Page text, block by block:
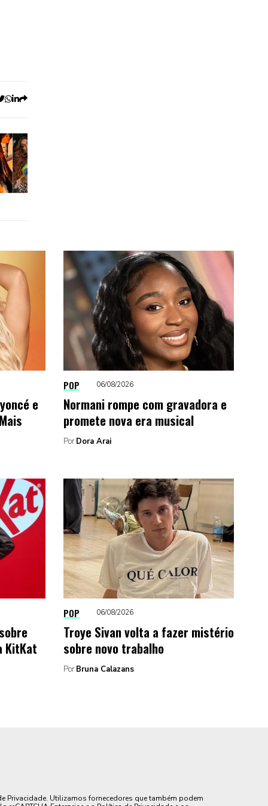
e
POP 06/08/2026
Normani rompe com gravadora e
promete nova era musical
Por Dora Arai
KitKat
POP 06/08/2026
Troye Sivan volta a fazer mistério
sobre novo trabalho
Por Bruna Calazans
Privacidade. Utilizamos fornecedores que também podem